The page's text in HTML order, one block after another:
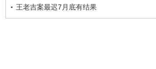
王老吉案最迟7月底有结果